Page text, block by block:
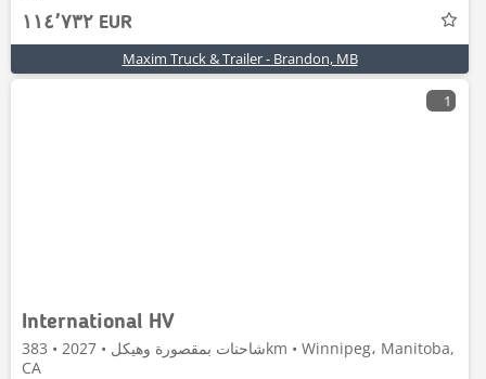
١١٤٬٧٣٢ EUR
Maxim Truck & Trailer - Brandon, MB
1
International HV
شاحنات بمقصورة وهيكل • 2027 • 383km • Winnipeg، Manitoba,
CA